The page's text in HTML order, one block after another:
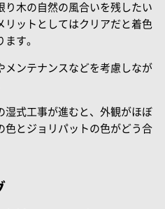
り木の自然の風合いを残したい
リットとしてはクリアだと着色
す。
メンテナンスなどを考慮しなが
湿式工事が進むと、外観がほぼ
色とジョリパットの色がどう合